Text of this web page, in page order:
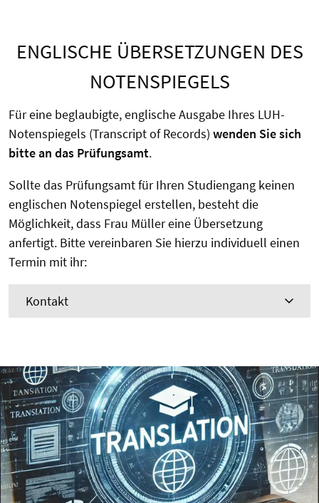
ENGLISCHE ÜBERSETZUNGEN DES
NOTENSPIEGELS
Für eine beglaubigte, englische Ausgabe Ihres LUH-
Notenspiegels (Transcript of Records) wenden Sie sich
bitte an das Prüfungsamt.
Sollte das Prüfungsamt für Ihren Studiengang keinen
englischen Notenspiegel erstellen, besteht die
Möglichkeit, dass Frau Müller eine Übersetzung
anfertigt. Bitte vereinbaren Sie hierzu individuell einen
Termin mit ihr:
Kontakt